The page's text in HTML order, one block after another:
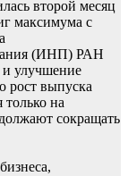
второй месяц
максимума с
(ИНП) РАН
и улучшение
рост выпуска
только на
сокращать